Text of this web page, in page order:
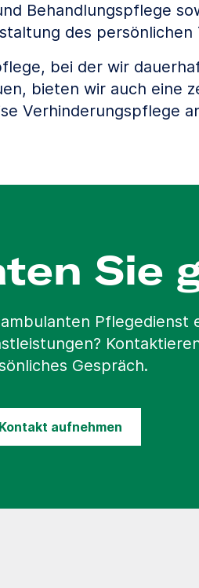
Behandlungspflege
des persönlichen
bei der wir
bieten wir auch eine
Verhinderungspflege
Sie
Pflegedienst
Gespräch.
Kontakt aufnehmen